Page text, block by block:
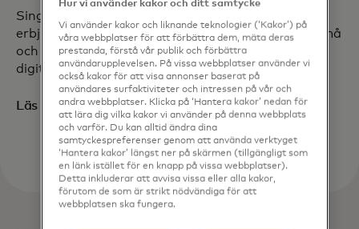
Singapores cybersäkerhetsmyndighet (CSA)
erbjuder programmet Cyber Safe för att hjälpa små
och medelstora företag att bättre skydda sin
digitala domän.
Läs meropens in a new tab
Hur vi använder kakor och ditt samtycke
Vi använder kakor och liknande teknologier (‘Kakor’) på
våra webbplatser för att förbättra dem, mäta deras
prestanda, förstå vår publik och förbättra
användarupplevelsen. På vissa webbplatser använder vi
också kakor för att visa annonser baserat på
användares surfaktiviteter och intressen på vår och
andra webbplatser. Klicka på ‘Hantera kakor’ nedan för
att lära dig vilka kakor vi använder på denna webbplats
och varför. Du kan alltid ändra dina
samtyckespreferenser genom att använda verktyget
‘Hantera kakor’ längst ner på skärmen (tillgängligt som
en länk istället för en knapp på vissa webbplatser).
Detta inkluderar att avvisa vissa eller alla kakor,
förutom de som är strikt nödvändiga för att
webbplatsen ska fungera.